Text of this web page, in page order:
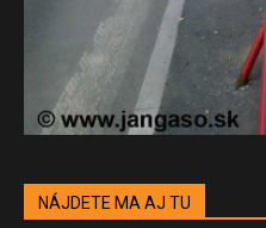
NÁJDETE MA AJ TU